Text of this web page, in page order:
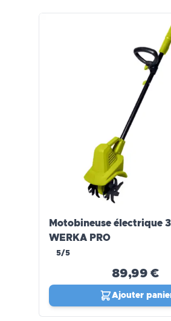
Motobineuse électrique
WERKA PRO
5/5
89,99 €
Ajouter